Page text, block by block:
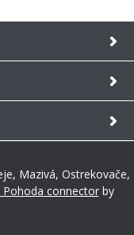
Mazivá, Ostrekovače,
Pohoda connectorby